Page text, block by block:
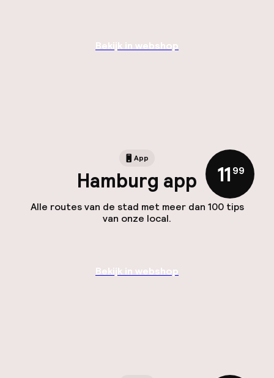
Bekijk in webshop
App
Hamburg app
Alle routes van de stad met meer dan 100 tips
van onze local.
11 ,99
Bekijk in webshop